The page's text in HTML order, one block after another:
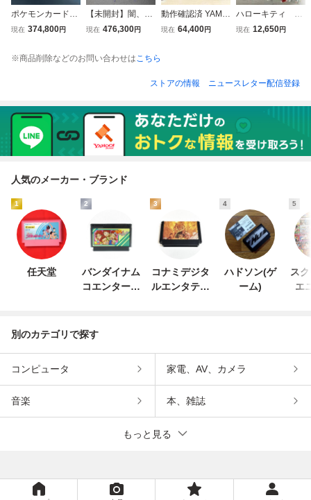
ポケモンカードe
拡張パック 第3
現在 374,800円
【未開封】闇、そ
してひかりへ… 1
現在 476,300円
動作確認済 YAMA
HA YSV104 サイ
現在 64,400円
ハローキティ キ
ティちゃん レト
現在 12,650円
※商品削除などのお問い合わせはこちら
ストアの情報 ニュースレター配信登録
人気のメーカー・ブランド
1
任天堂
2
バンダイナム
コエンターテ
3
コナミデジタ
ルエンタテイ
4
ハドソン(ゲ
ーム)
5
ス
エ
別のカテゴリで探す
コンピュータ 家電、AV、カメラ
音楽 本、雑誌
もっと見る